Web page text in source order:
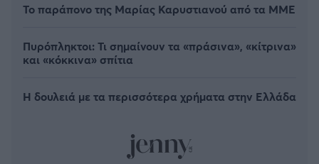
Το παράπονο της Μαρίας Καρυστιανού από τα ΜΜΕ
Πυρόπληκτοι: Τι σημαίνουν τα «πράσινα», «κίτρινα»
και «κόκκινα» σπίτια
Η δουλειά με τα περισσότερα χρήματα στην Ελλάδα